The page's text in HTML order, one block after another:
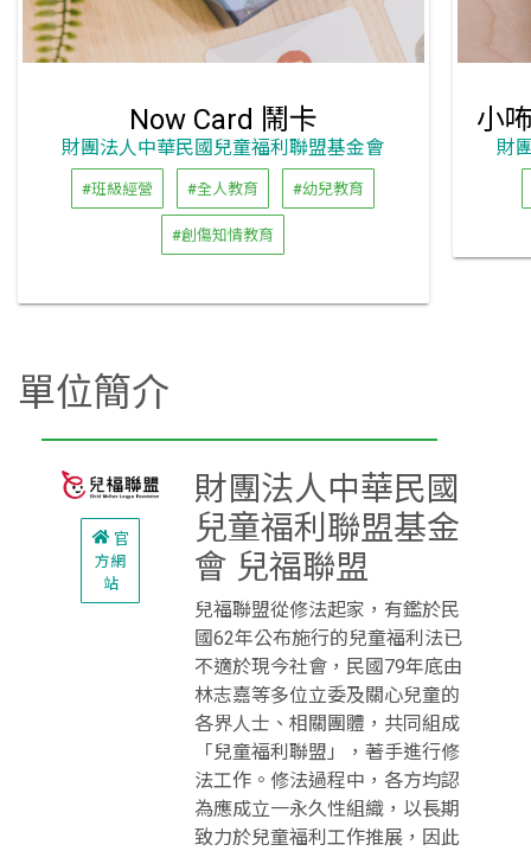
Now Card 鬧卡
財團法人中華民國兒童福利聯盟基金會
#班級經營 #全人教育 #幼兒教育
#創傷知情教育
財
單位簡介
官
方網
站
財團法人中華民國
兒童福利聯盟基金
會 兒福聯盟
兒福聯盟從修法起家，有鑑於民
國62年公布施行的兒童福利法已
不適於現今社會，民國79年底由
林志嘉等多位立委及關心兒童的
各界人士、相關團體，共同組成
「兒童福利聯盟」，著手進行修
法工作。修法過程中，各方均認
為應成立一永久性組織，以長期
致力於兒童福利工作推展，因此